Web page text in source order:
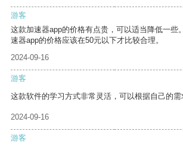
游客
这款加速器app的价格有点贵，可以适当降低一些
速器app的价格应该在50元以下才比较合理。
2024-09-16
游客
这款软件的学习方式非常灵活，可以根据自己的需
2024-09-16
游客